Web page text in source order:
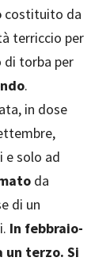
costituito da
terriccio per
di torba per
.
in dose
e solo ad
da
di un
In febbraio-
un terzo. Si